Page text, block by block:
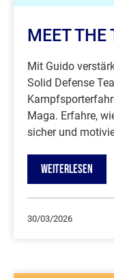
MEET THE
Mit Guido
Solid Defense
Maga. Erfahre,
sicher und
WEITERLESEN
30/03/2026